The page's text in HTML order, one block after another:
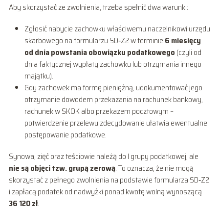
Aby skorzystać ze zwolnienia, trzeba spełnić dwa warunki:
Zgłosić nabycie zachowku właściwemu naczelnikowi urzędu
skarbowego na formularzu SD‑Z2 w terminie 6 miesięcy
od dnia powstania obowiązku podatkowego (czyli od
dnia faktycznej wypłaty zachowku lub otrzymania innego
majątku).
Gdy zachowek ma formę pieniężną, udokumentować jego
otrzymanie dowodem przekazania na rachunek bankowy,
rachunek w SKOK albo przekazem pocztowym –
potwierdzenie przelewu zdecydowanie ułatwia ewentualne
postępowanie podatkowe.
Synowa, zięć oraz teściowie należą do I grupy podatkowej, ale
nie są objęci tzw. grupą zerową. To oznacza, że nie mogą
skorzystać z pełnego zwolnienia na podstawie formularza SD‑Z2
i zapłacą podatek od nadwyżki ponad kwotę wolną wynoszącą
36 120 zł.